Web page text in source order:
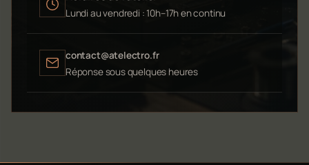
Lundi au vendredi : 10h–17h en continu
contact@atelectro.fr
Réponse sous quelques heures